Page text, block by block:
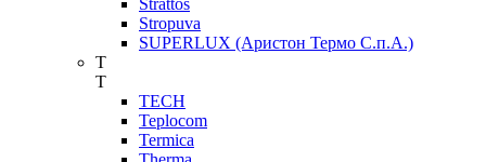
Strattos
Stropuva
SUPERLUX (Аристон Термо С.п.А.)
T
T
TECH
Teplocom
Termica